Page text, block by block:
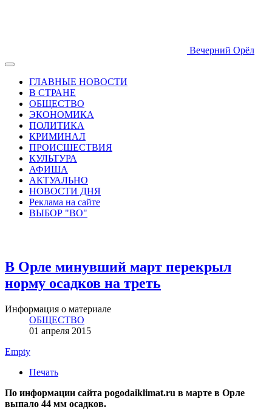
Вечерний Орёл
ГЛАВНЫЕ НОВОСТИ
В СТРАНЕ
ОБЩЕСТВО
ЭКОНОМИКА
ПОЛИТИКА
КРИМИНАЛ
ПРОИСШЕСТВИЯ
КУЛЬТУРА
АФИША
АКТУАЛЬНО
НОВОСТИ ДНЯ
Реклама на сайте
ВЫБОР "ВО"
В Орле минувший март перекрыл
норму осадков на треть
Информация о материале
ОБЩЕСТВО
01 апреля 2015
Empty
Печать
По информации сайта pogodaiklimat.ru в марте в Орле
выпало 44 мм осадков.